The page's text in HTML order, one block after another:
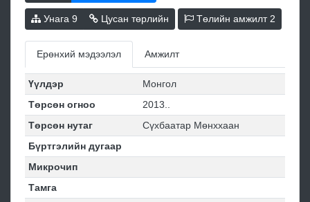
Унага 9 Цусан төрлийн Төлийн амжилт2
Ерөнхий мэдээлэл Амжилт
Үүлдэр
Монгол
Төрсөн огноо
2013..
Төрсөн нутаг
Сүхбаатар Мөнххаан
Бүртгэлийн дугаар
Микрочип
Тамга